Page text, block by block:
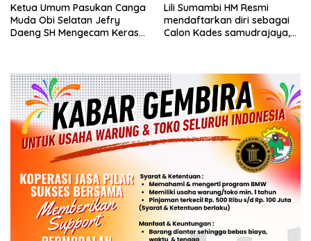
Ketua Umum Pasukan Canga
Muda Obi Selatan Jefry
Daeng SH Mengecam Keras
Lili Sumambi HM Resmi
mendaftarkan diri sebagai
Calon Kades samudrajaya,